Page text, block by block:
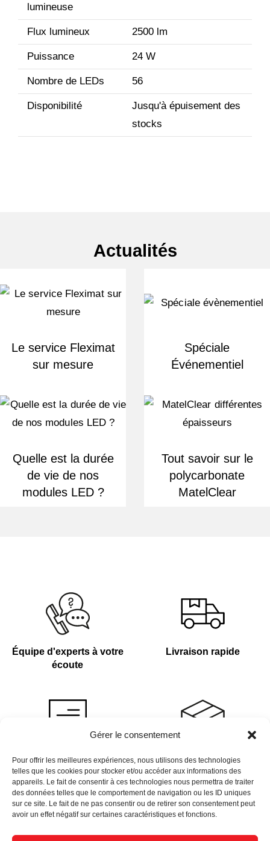
Gérer le consentement
Pour offrir les meilleures expériences, nous utilisons des technologies
telles que les cookies pour stocker et/ou accéder aux informations des
appareils. Le fait de consentir à ces technologies nous permettra de traiter
des données telles que le comportement de navigation ou les ID uniques
sur ce site. Le fait de ne pas consentir ou de retirer son consentement peut
avoir un effet négatif sur certaines caractéristiques et fonctions.
lumineuse
Flux lumineux 2500 lm
Puissance 24 W
Nombre de LEDs 56
Disponibilité
Jusqu'à épuisement des
stocks
Actualités
Le service Fleximat
sur mesure
Spéciale
Événementiel
Quelle est la durée
de vie de nos
modules LED ?
Tout savoir sur le
polycarbonate
MatelClear
Équipe d'experts à votre
écoute
Livraison rapide
Devis sur demande
Plus de 4 000 références
en stock